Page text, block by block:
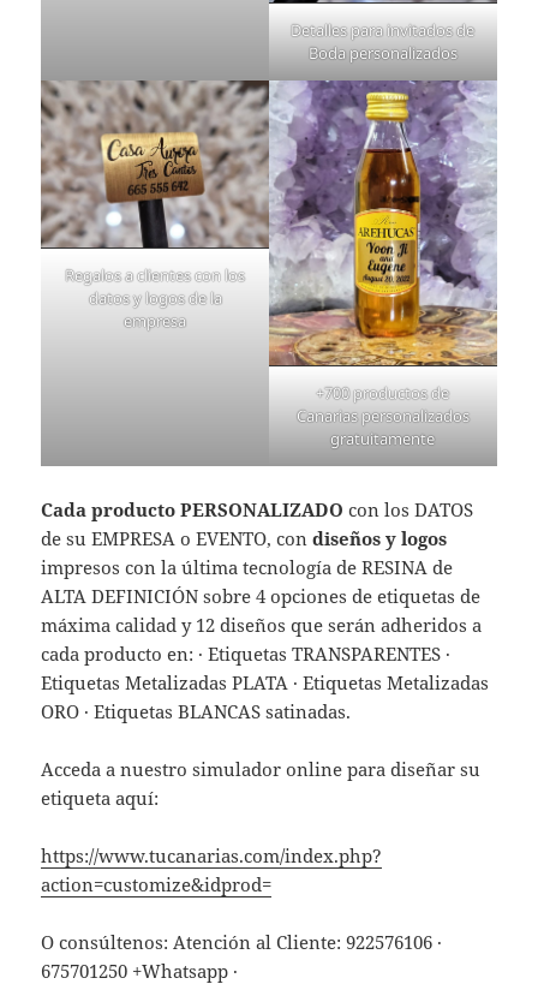
Detalles para invitados de
Boda personalizados
Regalos a clientes con los
datos y logos de la
empresa
+700 productos de
Canarias personalizados
gratuitamente
Cada producto PERSONALIZADO con los DATOS
de su EMPRESA o EVENTO, condiseños y logos
impresos con la última tecnología de RESINA de
ALTA DEFINICIÓN sobre 4 opciones de etiquetas de
máxima calidad y 12 diseños que serán adheridos a
cada producto en: · Etiquetas TRANSPARENTES ·
Etiquetas Metalizadas PLATA · Etiquetas Metalizadas
ORO · Etiquetas BLANCAS satinadas.
Acceda a nuestro simulador online para diseñar su
etiqueta aquí:
https://www.tucanarias.com/index.php?
action=customize&idprod=
O consúltenos: Atención al Cliente: 922576106 ·
675701250 +Whatsapp ·